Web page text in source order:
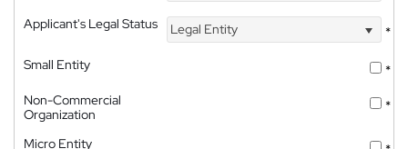
Applicant's Legal Status
Legal Entity
*
Small Entity
*
Non-Commercial
Organization
*
Micro Entity